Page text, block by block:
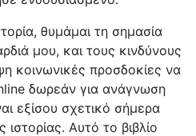
θυμάμαι τη σημασία
μου, και τους κινδύνους
κοινωνικές προσδοκίες να
δωρεάν για ανάγνωση
εξίσου σχετικό σήμερα
Αυτό το βιβλίο